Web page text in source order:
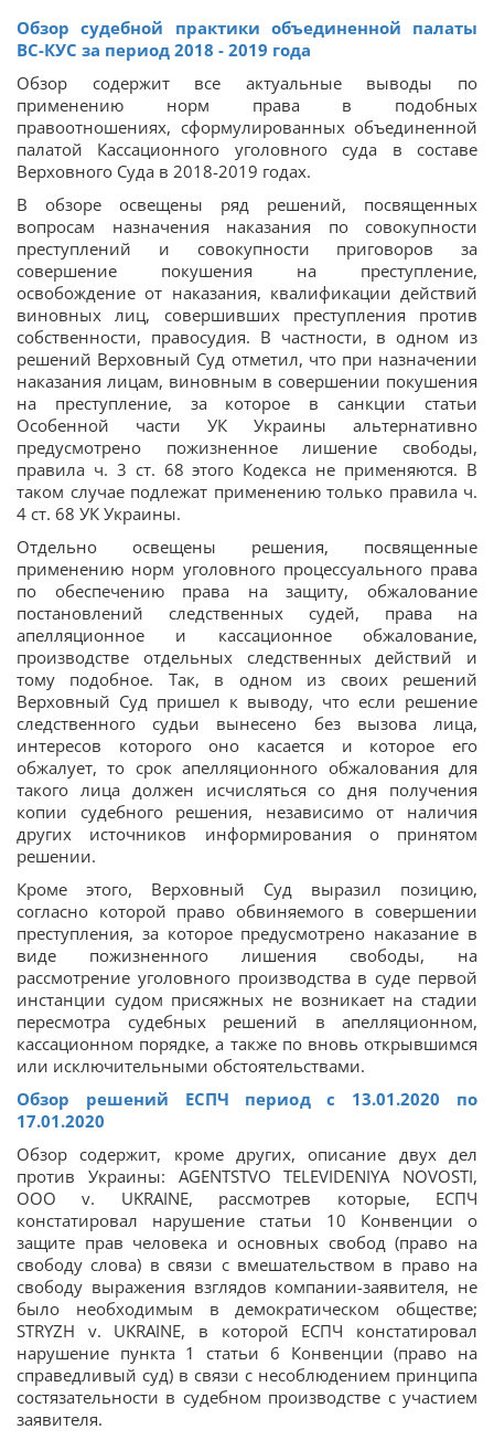
Обзор судебной практики объединенной палаты
ВС-КУС за период 2018 - 2019 года
Обзор содержит все актуальные выводы по
применению норм права в подобных
правоотношениях, сформулированных объединенной
палатой Кассационного уголовного суда в составе
Верховного Суда в 2018-2019 годах.
В обзоре освещены ряд решений, посвященных
вопросам назначения наказания по совокупности
преступлений и совокупности приговоров за
совершение покушения на преступление,
освобождение от наказания, квалификации действий
виновных лиц, совершивших преступления против
собственности, правосудия. В частности, в одном из
решений Верховный Суд отметил, что при назначении
наказания лицам, виновным в совершении покушения
на преступление, за которое в санкции статьи
Особенной части УК Украины альтернативно
предусмотрено пожизненное лишение свободы,
правила ч. 3 ст. 68 этого Кодекса не применяются. В
таком случае подлежат применению только правила ч.
4 ст. 68 УК Украины.
Отдельно освещены решения, посвященные
применению норм уголовного процессуального права
по обеспечению права на защиту, обжалование
постановлений следственных судей, права на
апелляционное и кассационное обжалование,
производстве отдельных следственных действий и
тому подобное. Так, в одном из своих решений
Верховный Суд пришел к выводу, что если решение
следственного судьи вынесено без вызова лица,
интересов которого оно касается и которое его
обжалует, то срок апелляционного обжалования для
такого лица должен исчисляться со дня получения
копии судебного решения, независимо от наличия
других источников информирования о принятом
решении.
Кроме этого, Верховный Суд выразил позицию,
согласно которой право обвиняемого в совершении
преступления, за которое предусмотрено наказание в
виде пожизненного лишения свободы, на
рассмотрение уголовного производства в суде первой
инстанции судом присяжных не возникает на стадии
пересмотра судебных решений в апелляционном,
кассационном порядке, а также по вновь открывшимся
или исключительными обстоятельствами.
Обзор решений ЕСПЧ период с 13.01.2020 по
17.01.2020
Обзор содержит, кроме других, описание двух дел
против Украины: AGENTSTVO TELEVIDENIYA NOVOSTI,
OOO v. UKRAINE, рассмотрев которые, ЕСПЧ
констатировал нарушение статьи 10 Конвенции о
защите прав человека и основных свобод (право на
свободу слова) в связи с вмешательством в право на
свободу выражения взглядов компании-заявителя, не
было необходимым в демократическом обществе;
STRYZH v. UKRAINE, в которой ЕСПЧ констатировал
нарушение пункта 1 статьи 6 Конвенции (право на
справедливый суд) в связи с несоблюдением принципа
состязательности в судебном производстве с участием
заявителя.